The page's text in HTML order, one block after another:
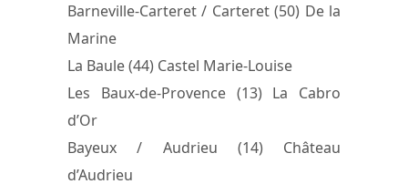
Barneville-Carteret / Carteret (50) De la
Marine
La Baule (44) Castel Marie-Louise
Les Baux-de-Provence (13) La Cabro
d’Or
Bayeux / Audrieu (14) Château
d’Audrieu